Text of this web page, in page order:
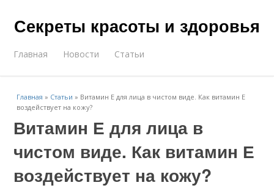
Секреты красоты и здоровья
Главная Новости Статьи
Главная » Статьи » Витамин Е для лица в чистом виде. Как витамин Е
воздействует на кожу?
Витамин Е для лица в
чистом виде. Как витамин Е
воздействует на кожу?